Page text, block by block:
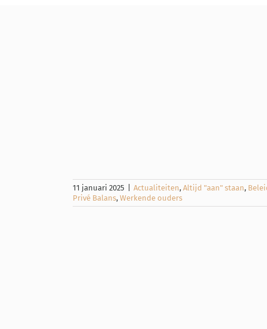
11 januari 2025 Actualiteiten, Altijd "aan" staan,
Privé Balans, Werkende ouders